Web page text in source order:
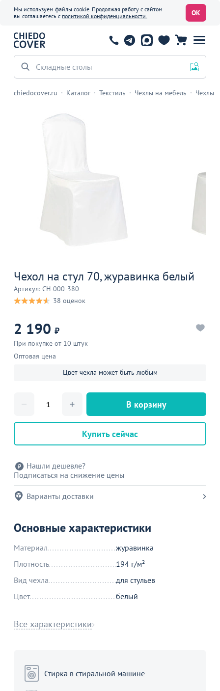
Мы используем файлы cookie. Продолжая работу с сайтом
вы соглашаетесь с политикой конфиденциальности. ОК
chiedocover.ru Каталог Текстиль Чехлы на мебель Чехлы
Чехол на стул 70, журавинка белый
Артикул: CH-000-380
38 оценок
2 190 ₽
При покупке от 10 штук
Оптовая цена
Цвет чехла может быть любым
В корзину
Купить сейчас
Нашли дешевле?
Подписаться на снижение цены
Варианты доставки
Основные характеристики
Материал
журавинка
Плотность
194 г/м²
Вид чехла
для стульев
Цвет
белый
Все характеристики
Стирка в стиральной машине